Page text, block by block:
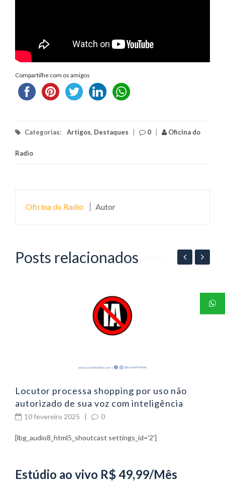
Compartilhe com os amigos
Categorias: Artigos, Destaques 0 Oficina do
Radio
Oficina do Radio Autor
Posts relacionados
Locutor processa shopping por uso não
autorizado de sua voz com inteligência
artificial
10 fevereiro 2025 | 0
[lbg_audio8_html5_shoutcast settings_id='2']
Estúdio ao vivo R$ 49,99/Mês